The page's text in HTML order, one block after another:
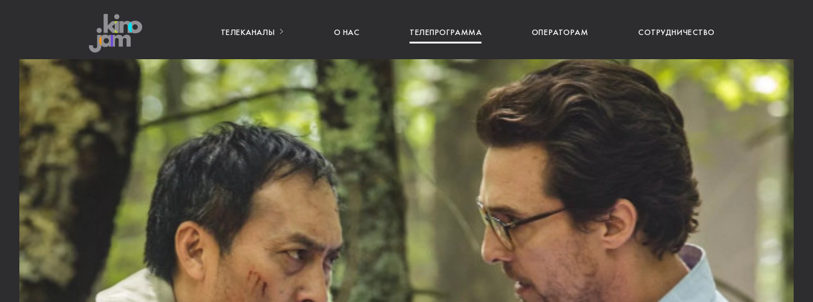
ТЕЛЕКАНАЛЫ О НАС ТЕЛЕПРОГРАММА ОПЕРАТОРАМ СОТРУДНИЧЕСТВО